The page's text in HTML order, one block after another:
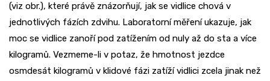
(viz obr.), které právě znázorňují, jak se vidlice chová v
jednotlivých fázích zdvihu. Laboratorní měření ukazuje, jak
moc se vidlice zanoří pod zatížením od nuly až do sta a více
kilogramů. Vezmeme-li v potaz, že hmotnost jezdce
osmdesát kilogramů v klidové fázi zatíží vidlici zcela jinak než